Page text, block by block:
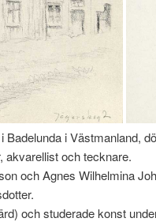
i Västmanland,
akvarellist och tecknare.
och Agnes Wilhelmina
och studerade konst